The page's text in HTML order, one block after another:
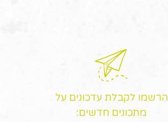
הרשמו לקבלת עדכונים על
מתכונים חדשים: